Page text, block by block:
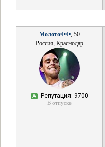
МолотоФФ, 50
Россия, Краснодар
А Репутация: 9700
В отпуске